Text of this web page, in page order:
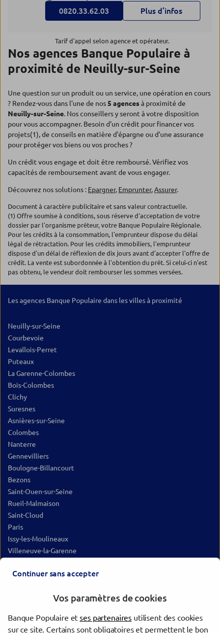
0820.33.62.03 Plus d’infos
Tarif d'appel selon agence et opérateur.
Nos agences Banque Populaire à
proximité de Neuilly-sur-Seine
Une question sur un produit ou un service, une opération en cours
? Rendez-vous dans l'une de nos5 agencesà proximité de
Neuilly-sur-Seine. Nos conseillers y seront à votre disposition
pour vous accompagner. Besoin d'un crédit pour financer vos
projets(1), de conseils en matière d'épargne ou d'une assurance
pour protéger vos biens ou vos proches ?
Un crédit vous engage et doit être remboursé. Vérifiez vos
capacités de remboursement avant de vous engager.
Découvrez nos solutions : Epargner, Emprunter,Assurer.
Document à caractère publicitaire et sans valeur contractuelle.
(1) Offre soumise à conditions, sous réserve d'acceptation de votre
dossier par l'organisme prêteur, votre Banque Populaire Régionale.
Pour les crédits à la consommation, l'emprunteur dispose du délai
légal de rétractation. Pour les crédits immobiliers, l'emprunteur
dispose d'un délai de réflexion de dix jours avant d'accepter l'offre de
crédit. La vente est subordonnée à l'obtention du prêt. Si celui-ci n'est
pas obtenu, le vendeur doit rembourser les sommes versées.
Les agences Banque Populaire dans les villes à proximité
Neuilly-sur-Seine
Courbevoie
Levallois-Perret
Puteaux
La Garenne-Colombes
Bois-Colombes
Clichy
Suresnes
Asnières-sur-Seine
Colombes
Nanterre
Gennevilliers
Boulogne-Billancourt
Bezons
Saint-Ouen-sur-Seine
Rueil-Malmaison
Saint-Cloud
Paris
Issy-les-Moulineaux
Villeneuve-la-Garenne
Houilles
Épinay-sur-Seine
Continuer sans accepter
Vos paramètres de cookies
Banque Populaire etses partenaires utilisent des cookies
sur ce site. Certains sont obligatoires et permettent le bon